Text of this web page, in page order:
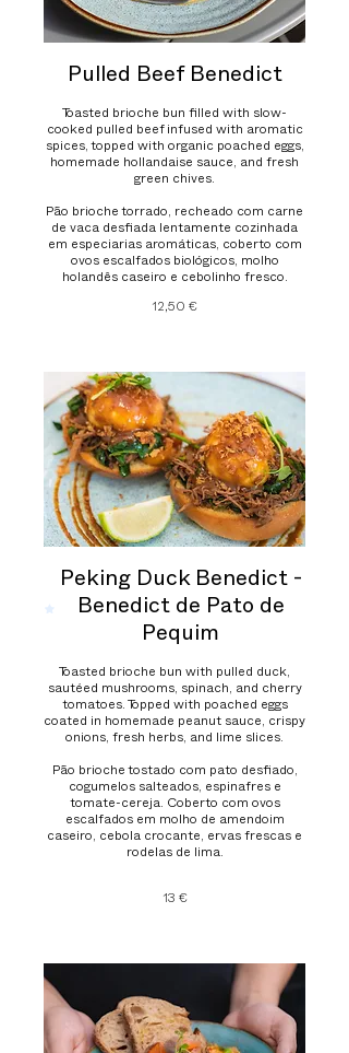
Pulled Beef Benedict
Toasted brioche bun filled with slow-
cooked pulled beef infused with aromatic
spices, topped with organic poached eggs,
homemade hollandaise sauce, and fresh
green chives.
Pão brioche torrado, recheado com carne
de vaca desfiada lentamente cozinhada
em especiarias aromáticas, coberto com
ovos escalfados biológicos, molho
holandês caseiro e cebolinho fresco.
12,50 €
Peking Duck Benedict -
Benedict de Pato de
Pequim
Toasted brioche bun with pulled duck,
sautéed mushrooms, spinach, and cherry
tomatoes. Topped with poached eggs
coated in homemade peanut sauce, crispy
onions, fresh herbs, and lime slices.
Pão brioche tostado com pato desfiado,
cogumelos salteados, espinafres e
tomate-cereja. Coberto com ovos
escalfados em molho de amendoim
caseiro, cebola crocante, ervas frescas e
rodelas de lima.
13 €